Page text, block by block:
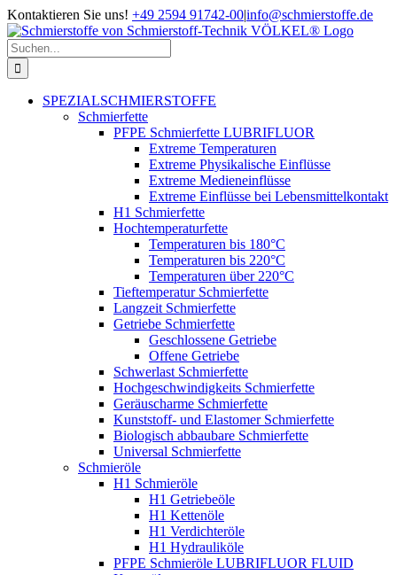
Zum
Inhalt
springen
Kontaktieren Sie uns! +49 2594 91742-00|info@schmierstoffe.de
Suche
nach:
SPEZIALSCHMIERSTOFFE
Schmierfette
PFPE Schmierfette LUBRIFLUOR
Extreme Temperaturen
Extreme Physikalische Einflüsse
Extreme Medieneinflüsse
Extreme Einflüsse bei Lebensmittelkontakt
H1 Schmierfette
Hochtemperaturfette
Temperaturen bis 180°C
Temperaturen bis 220°C
Temperaturen über 220°C
Tieftemperatur Schmierfette
Langzeit Schmierfette
Getriebe Schmierfette
Geschlossene Getriebe
Offene Getriebe
Schwerlast Schmierfette
Hochgeschwindigkeits Schmierfette
Geräuscharme Schmierfette
Kunststoff- und Elastomer Schmierfette
Biologisch abbaubare Schmierfette
Universal Schmierfette
Schmieröle
H1 Schmieröle
H1 Getriebeöle
H1 Kettenöle
H1 Verdichteröle
H1 Hydrauliköle
PFPE Schmieröle LUBRIFLUOR FLUID